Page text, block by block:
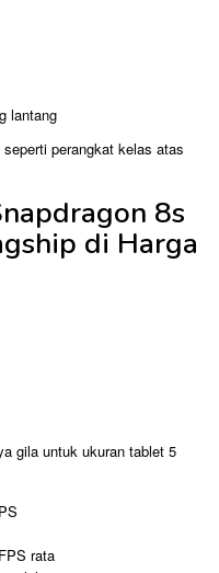
lantang
perangkat kelas atas
8s
di Harga
gila untuk ukuran tablet 5
rata